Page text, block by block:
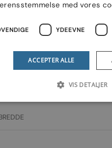
eller en fremvisning.
med vores
YDEEVNE
ACCEPTER ALLE
VIS DETALJER